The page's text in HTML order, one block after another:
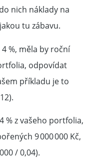
nich náklady na
tu zábavu.
%, měla by roční
odpovídat
příkladu je to
% z vašeho portfolia,
9 000 000 Kč,
/ 0,04).